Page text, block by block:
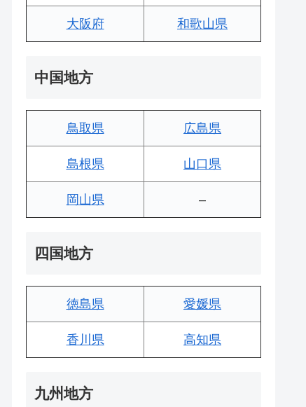
大阪府 和歌山県
中国地方
鳥取県 広島県
島根県 山口県
岡山県 –
四国地方
徳島県 愛媛県
香川県 高知県
九州地方